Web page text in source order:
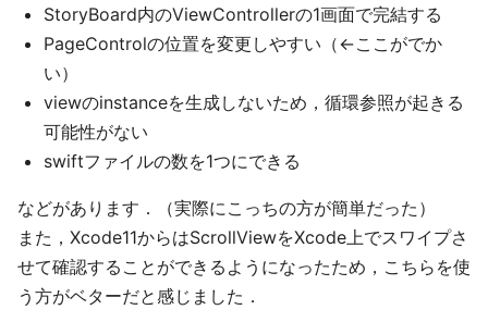
StoryBoard内のViewControllerの1画面で完結する
PageControlの位置を変更しやすい（←ここがでか
い）
viewのinstanceを生成しないため，循環参照が起きる
可能性がない
swiftファイルの数を1つにできる
などがあります．（実際にこっちの方が簡単だった）
また，Xcode11からはScrollViewをXcode上でスワイプさ
せて確認することができるようになったため，こちらを使
う方がベターだと感じました．